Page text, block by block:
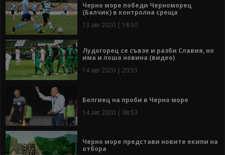
Черно море победи Черноморец
(Балчик) в контролна среща
13 авг 2020 | 18:50
Лудогорец се съвзе и разби Славия, но
има и лоша новина (видео)
14 авг 2020 | 20:53
Белгиец на проби в Черно море
14 авг 2020 | 08:53
Черно море представи новите екипи на
отбора